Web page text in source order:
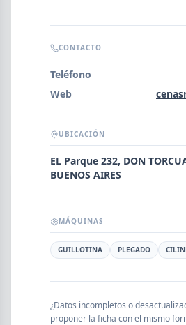
Error al cargar
SEGMENTO
PROVINCIA
CONTACTO
Teléfono
Web
UBICACIÓN
EL Parque 232, DON
BUENOS AIRES
MÁQUINAS
GUILLOTINA PLEGADO
¿Datos incompletos o
proponer la ficha con el mismo